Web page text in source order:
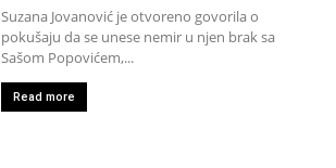
Suzana Jovanović je otvoreno govorila o
pokušaju da se unese nemir u njen brak sa
Sašom Popovićem,...
Read more